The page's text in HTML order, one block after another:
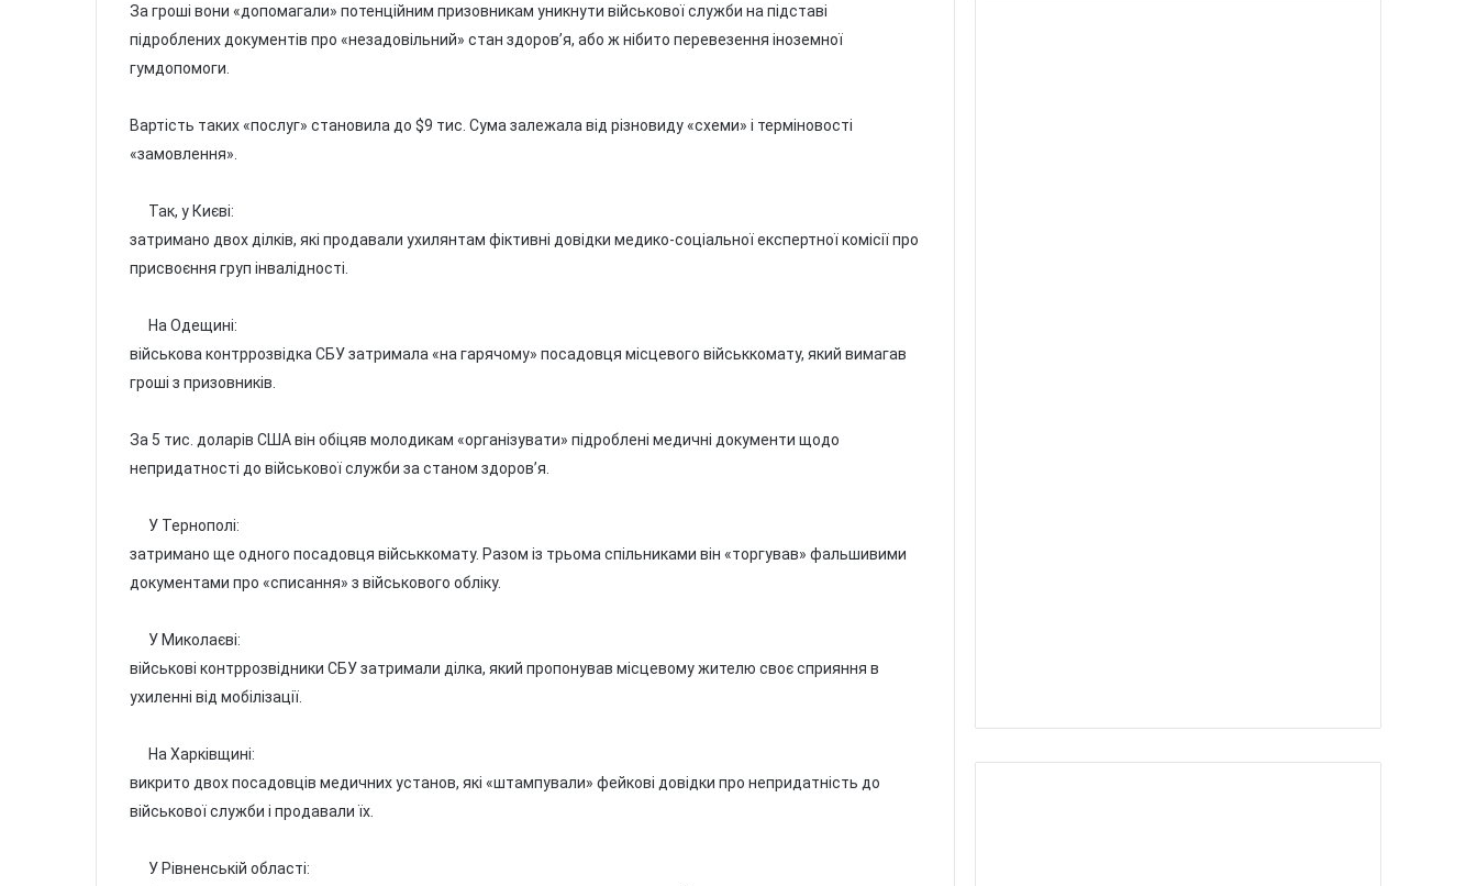
За гроші вони «допомагали» потенційним призовникам уникнути військової служби на підставі
підроблених документів про «незадовільний» стан здоров’я, або ж нібито перевезення іноземної
гумдопомоги.
Вартість таких «послуг» становила до $9 тис. Сума залежала від різновиду «схеми» і терміновості
«замовлення».
Так, у Києві:
затримано двох ділків, які продавали ухилянтам фіктивні довідки медико-соціальної експертної комісії про
присвоєння груп інвалідності.
На Одещині:
військова контррозвідка СБУ затримала «на гарячому» посадовця місцевого військкомату, який вимагав
гроші з призовників.
За 5 тис. доларів США він обіцяв молодикам «організувати» підроблені медичні документи щодо
непридатності до військової служби за станом здоров’я.
У Тернополі:
затримано ще одного посадовця військкомату. Разом із трьома спільниками він «торгував» фальшивими
документами про «списання» з військового обліку.
У Миколаєві:
військові контррозвідники СБУ затримали ділка, який пропонував місцевому жителю своє сприяння в
ухиленні від мобілізації.
На Харківщині:
викрито двох посадовців медичних установ, які «штампували» фейкові довідки про непридатність до
військової служби і продавали їх.
У Рівненській області: